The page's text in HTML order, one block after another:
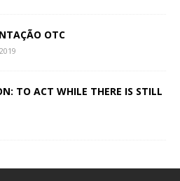
OTC
TO ACT WHILE THERE IS STILL